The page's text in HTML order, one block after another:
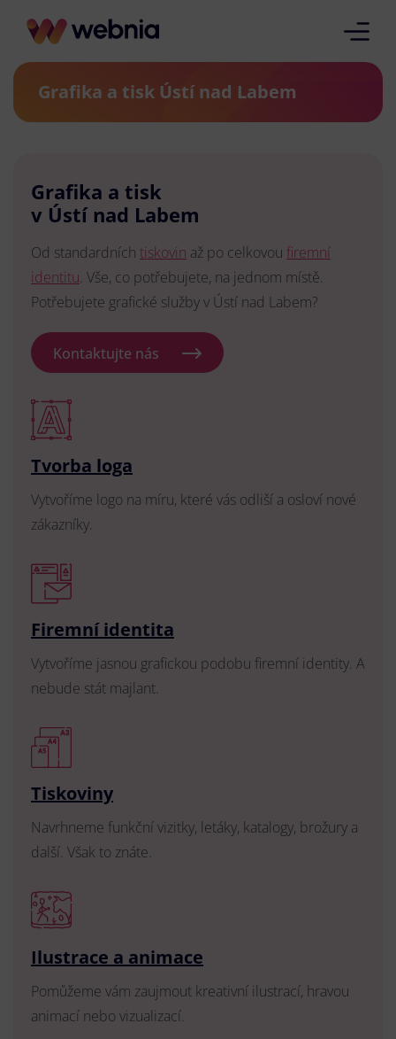
Grafika a tisk Ústí nad Labem
Grafika a tisk
v Ústí nad Labem
Od standardních tiskovin až po celkovou firemní
identitu. Vše, co potřebujete, na jednom místě.
Potřebujete grafické služby v Ústí nad Labem?
Kontaktujte nás
Tvorba loga
Vytvoříme logo na míru, které vás odliší a osloví nové
zákazníky.
Firemní identita
Vytvoříme jasnou grafickou podobu firemní identity. A
nebude stát majlant.
Tiskoviny
Navrhneme funkční vizitky, letáky, katalogy, brožury a
další. Však to znáte.
Ilustrace a animace
Pomůžeme vám zaujmout kreativní ilustrací, hravou
animací nebo vizualizací.